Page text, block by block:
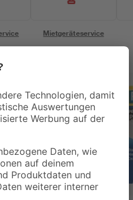
Mietgeräteservice